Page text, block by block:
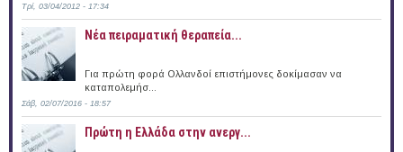
Τρί, 03/04/2012 - 17:34
Νέα πειραματική θεραπεία...
Για πρώτη φορά Ολλανδοί επιστήμονες δοκίμασαν να
καταπολεμήσ...
Σάβ, 02/07/2016 - 18:57
Πρώτη η Ελλάδα στην ανεργ...